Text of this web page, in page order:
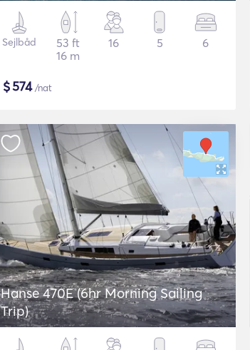
Sejlbåd
53 ft
16 m
16 5 6
$574/nat
Hanse 470E (6hr Morning Sailing
Trip)